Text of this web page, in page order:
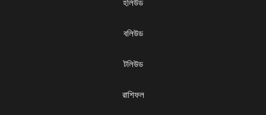
হলিউড
বলিউড
টলিউড
রাশিফল